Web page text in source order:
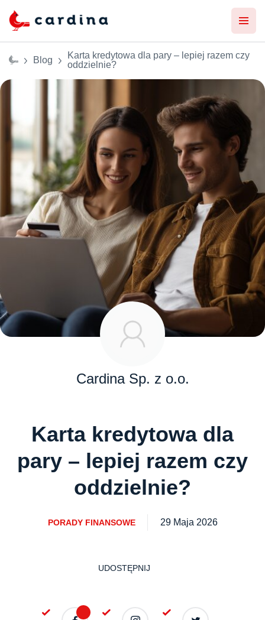
Blog
Karta kredytowa dla pary – lepiej razem czy
oddzielnie?
Cardina Sp. z o.o.
Karta kredytowa dla
pary – lepiej razem czy
oddzielnie?
PORADY FINANSOWE 29 Maja 2026
UDOSTĘPNIJ